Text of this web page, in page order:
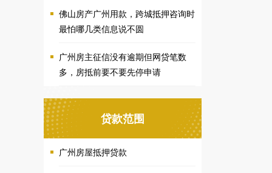
佛山房产广州用款，跨城抵押咨询时
最怕哪几类信息说不圆
广州房主征信没有逾期但网贷笔数
多，房抵前要不要先停申请
贷款范围
广州房屋抵押贷款